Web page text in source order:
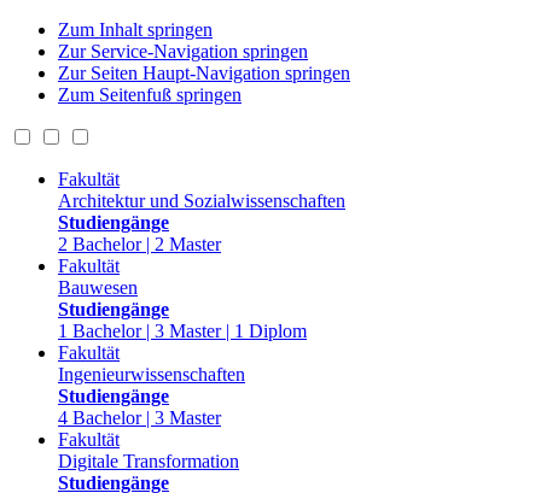
Zum Inhalt springen
Zur Service-Navigation springen
Zur Seiten Haupt-Navigation springen
Zum Seitenfuß springen
Fakultät
Architektur und Sozialwissenschaften
Studiengänge
2 Bachelor | 2 Master
Fakultät
Bauwesen
Studiengänge
1 Bachelor | 3 Master | 1 Diplom
Fakultät
Ingenieurwissenschaften
Studiengänge
4 Bachelor | 3 Master
Fakultät
Digitale Transformation
Studiengänge